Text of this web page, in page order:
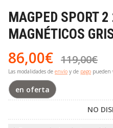
MAGPED SPORT
MAGNÉTICOS
86,00€ 119,00€
Las modalidades de envío y de pago pueden
en oferta
NO